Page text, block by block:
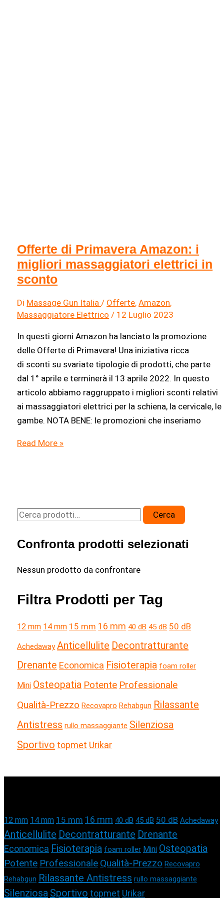
Offerte di Primavera Amazon: i
migliori massaggiatori elettrici in
sconto
Di Massage Gun Italia/ Offerte,Amazon,
Massaggiatore Elettrico / 12 Luglio 2023
In questi giorni Amazon ha lanciato la promozione
delle Offerte di Primavera! Una iniziativa ricca
di sconti su svariate tipologie di prodotti, che parte
dal 1° aprile e terminerà il 13 aprile 2022. In questo
articolo abbiamo raggruppato i migliori sconti relativi
ai massaggiatori elettrici per la schiena, la cervicale, le
gambe. NOTA BENE: le promozioni che inseriamo
Offerte
migliori
elettrici
sconto
Read More »
C
r
c
Cerca
Confronta prodotti selezionati
Nessun prodotto da confrontare
Filtra Prodotti per Tag
12 mm 14 mm 15 mm 16 mm 40 dB 45 dB 50 dB
Achedaway Anticellulite Decontratturante
Drenante Economica Fisioterapia foam roller
Mini Osteopatia Potente Professionale
Qualità-Prezzo Recovapro Rehabgun Rilassante
Antistress rullo massaggiante Silenziosa
Sportivo topmet Urikar
12 mm 14 mm 15 mm 16 mm 40 dB 45 dB 50 dB Achedaway
Anticellulite Decontratturante Drenante
Economica Fisioterapia foam roller Mini Osteopatia
Potente Professionale Qualità-Prezzo Recovapro
Rehabgun Rilassante Antistress rullo massaggiante
Silenziosa Sportivo topmet Urikar